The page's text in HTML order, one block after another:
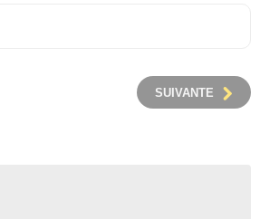
SUIVANTE